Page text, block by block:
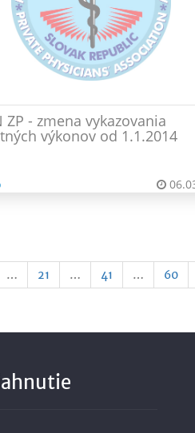
ZP - zmena vykazovania
výkonov od 1.1.2014
… 21 … 41 … 60